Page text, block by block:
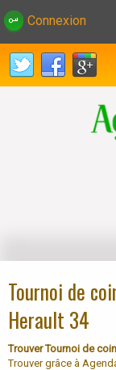
Connexion
Tournoi de
Herault 34
Trouver Tournoi de
Trouver grâce à